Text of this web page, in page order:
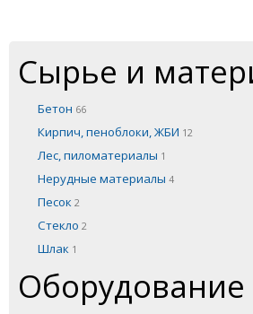
Сырье и
Бетон 66
Кирпич, пеноблоки, ЖБИ 12
Лес, пиломатериалы 1
Нерудные материалы 4
Песок 2
Стекло 2
Шлак 1